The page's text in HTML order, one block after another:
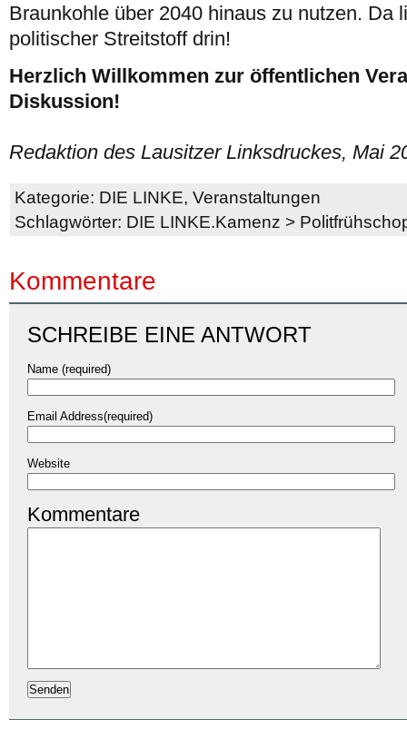
Braunkohle über 2040 hinaus zu nutzen. Da
politischer Streitstoff drin!
Herzlich Willkommen zur öffentlichen
Diskussion!
Redaktion des Lausitzer Linksdruckes, Mai
Kategorie: DIE LINKE, Veranstaltungen
Schlagwörter: DIE LINKE.Kamenz >
Kommentare
SCHREIBE EINE ANTWORT
Name (required)
Email Address(required)
Website
Kommentare